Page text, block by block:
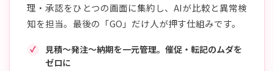
理・承認をひとつの画面に集約し、AIが比較と異常検
知を担当。最後の「GO」だけ人が押す仕組みです。
見積〜発注〜納期を一元管理。催促・転記のムダを
ゼロに